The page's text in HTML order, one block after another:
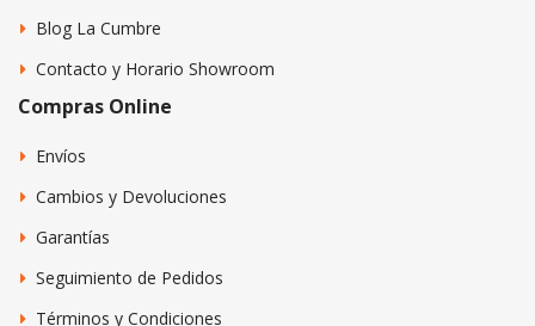
Blog La Cumbre
Contacto y Horario Showroom
Compras Online
Envíos
Cambios y Devoluciones
Garantías
Seguimiento de Pedidos
Términos y Condiciones